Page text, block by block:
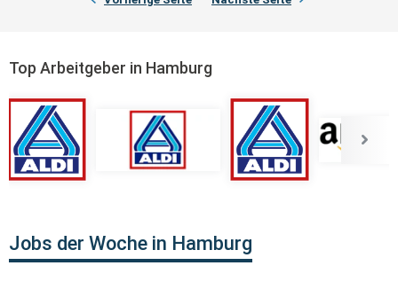
Top Arbeitgeber in Hamburg
Jobs der Woche in Hamburg